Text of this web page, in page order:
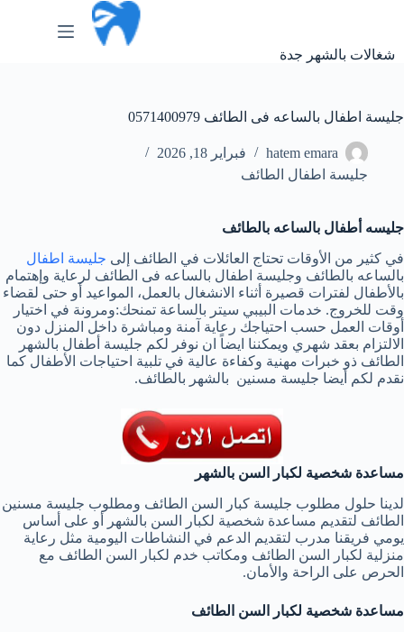
شغالات بالشهر جدة
جليسة اطفال بالساعه فى الطائف 0571400979
hatem emara
فبراير 18, 2026
جليسة اطفال الطائف
جليسه أطفال بالساعه بالطائف
في كثير من الأوقات تحتاج العائلات في الطائف إلى جليسة اطفال
بالساعه بالطائف وجليسة اطفال بالساعه فى الطائف لرعاية وإهتمام
بالأطفال لفترات قصيرة أثناء الانشغال بالعمل، المواعيد أو حتى لقضاء
وقت للخروج. خدمات البيبي سيتر بالساعة تمنحك:ومرونة في اختيار
أوقات العمل حسب احتياجك رعاية آمنة ومباشرة داخل المنزل دون
الالتزام بعقد شهري ويمكننا ايضاً ان نوفر لكم جليسة أطفال بالشهر
الطائف ذو خبرات مهنية وكفاءة عالية في تلبية احتياجات الأطفال كما
نقدم لكم أيضا جليسة مسنين بالشهر بالطائف.
مساعدة شخصية لكبار السن بالشهر
لدينا حلول مطلوب جليسة كبار السن الطائف ومطلوب جليسة مسنين
الطائف لتقديم مساعدة شخصية لكبار السن بالشهر أو على أساس
يومي فريقنا مدرب لتقديم الدعم في النشاطات اليومية مثل رعاية
منزلية لكبار السن الطائف ومكاتب خدم لكبار السن الطائف مع
الحرص على الراحة والأمان.
مساعدة شخصية لكبار السن الطائف